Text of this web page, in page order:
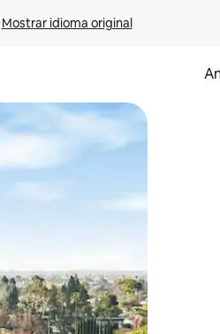
Mostrar idioma original